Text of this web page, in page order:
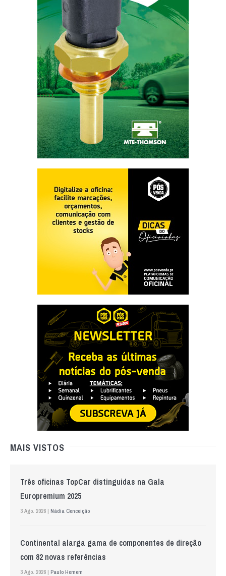
MAIS VISTOS
Três oficinas TopCar distinguidas na Gala
Europremium 2025
3 Ago. 2026 | Nádia Conceição
Continental alarga gama de componentes de direção
com 82 novas referências
3 Ago. 2026 | Paulo Homem